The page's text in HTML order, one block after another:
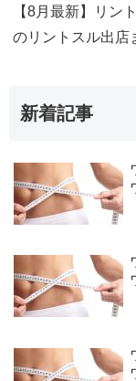
【8月最新】リン
のリントスル出店
新着記事